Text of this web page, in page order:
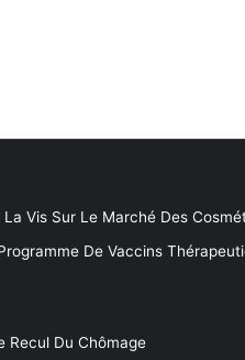
Vis Sur Le Marché Des
De Vaccins
Recul Du Chômage